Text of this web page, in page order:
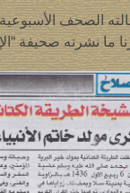
الصحف
ما نشرته صحيفة